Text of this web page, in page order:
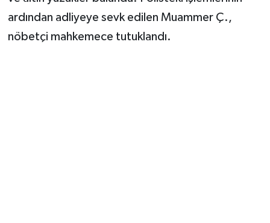
ardından adliyeye sevk edilen Muammer Ç.,
nöbetçi mahkemece tutuklandı.